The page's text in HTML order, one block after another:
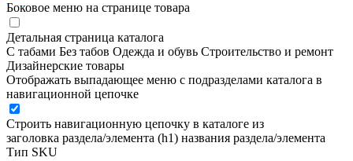
Боковое меню на странице товара
Детальная страница каталога
С табами Без табов Одежда и обувь Строительство и ремонт
Дизайнерские товары
Отображать выпадающее меню с подразделами каталога в
навигационной цепочке
Строить навигационную цепочку в каталоге из
заголовка раздела/элемента (h1) названия раздела/элемента
Тип SKU